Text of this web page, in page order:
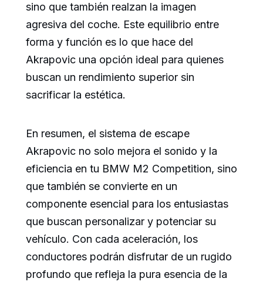
sino que también realzan la imagen
agresiva del coche. Este equilibrio entre
forma y función es lo que hace del
Akrapovic una opción ideal para quienes
buscan un rendimiento superior sin
sacrificar la estética.
En resumen, el sistema de escape
Akrapovic no solo mejora el sonido y la
eficiencia en tu BMW M2 Competition, sino
que también se convierte en un
componente esencial para los entusiastas
que buscan personalizar y potenciar su
vehículo. Con cada aceleración, los
conductores podrán disfrutar de un rugido
profundo que refleja la pura esencia de la